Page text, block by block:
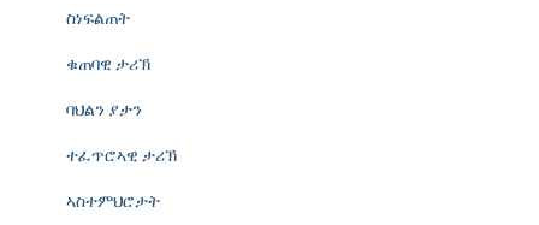
ስነፍልጠት
ቁጠባዊ ታሪኽ
ባህልን ያታን
ተፈጥሮኣዊ ታሪኽ
ኣስተምህሮታት